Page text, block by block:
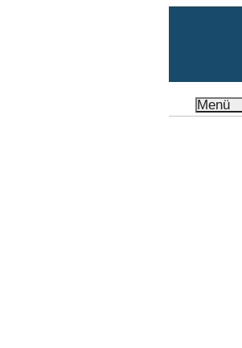
Menü